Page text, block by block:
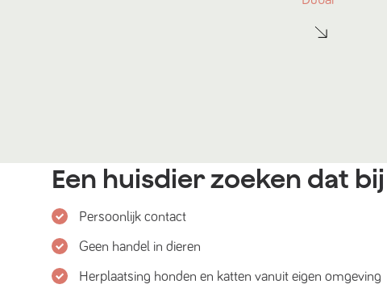
Een huisdier zoeken dat
Persoonlijk contact
Geen handel in dieren
Herplaatsing honden en katten vanuit eigen omgeving